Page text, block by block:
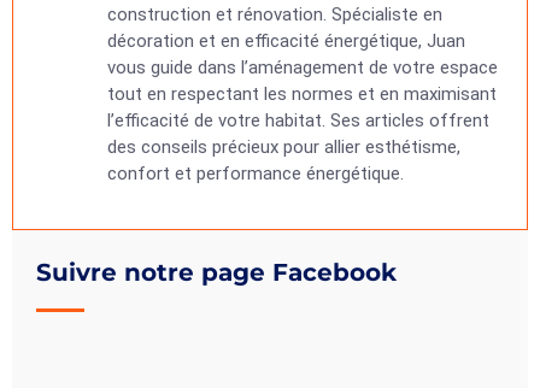
Suivre notre page Facebook
construction et rénovation. Spécialiste en
décoration et en efficacité énergétique, Juan
vous guide dans l’aménagement de votre espace
tout en respectant les normes et en maximisant
l’efficacité de votre habitat. Ses articles offrent
des conseils précieux pour allier esthétisme,
confort et performance énergétique.